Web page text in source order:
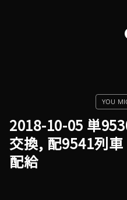
2018-10-05 単
交換, 配9541列
配給